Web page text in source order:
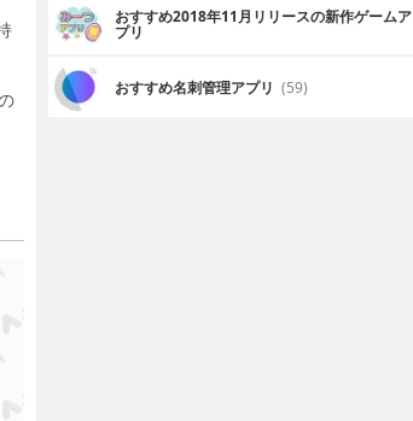
おすすめ2018年11月リリースの新作ゲームア
プリ
おすすめ名刺管理アプリ (59)